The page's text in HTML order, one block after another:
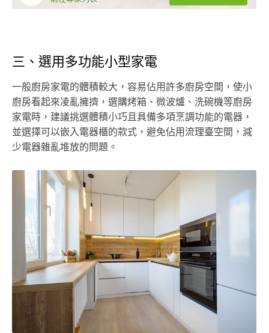
三、選用多功能小型家電
一般廚房家電的體積較大，容易佔用許多廚房空間，使小
廚房看起來凌亂擁擠，選購烤箱、微波爐、洗碗機等廚房
家電時，建議挑選體積小巧且具備多項烹調功能的電器，
並選擇可以嵌入電器櫃的款式，避免佔用流理臺空間，減
少電器雜亂堆放的問題。